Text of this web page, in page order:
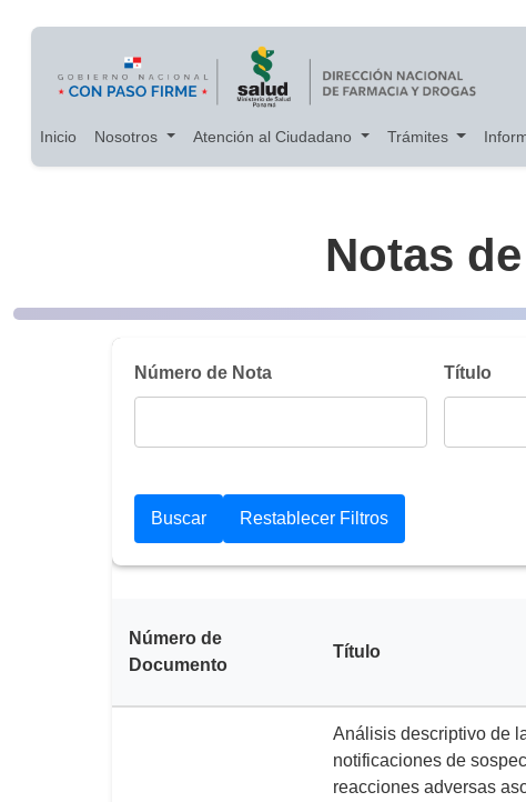
Pasar al contenido principal
Main navigation
Inicio Nosotros Atención al Ciudadano Trámites
Notas de
Número de Nota Título
Número de
Documento
Título
Análisis descriptivo de
notificaciones de
reacciones adversas